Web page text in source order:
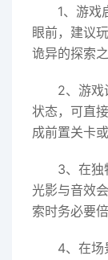
1、游戏
眼前，建议
诡异的探索之
2、游戏
状态，可直
成前置关卡
3、在独
光影与音效
索时务必要倍
4、在场